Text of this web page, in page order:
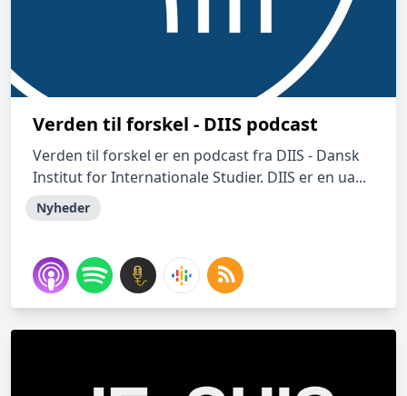
Verden til forskel - DIIS podcast
Verden til forskel er en podcast fra DIIS - Dansk
Institut for Internationale Studier. DIIS er en ua...
Nyheder